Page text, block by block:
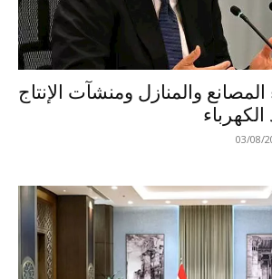
والمنازل ومنشآت الإنتاج
03/08/